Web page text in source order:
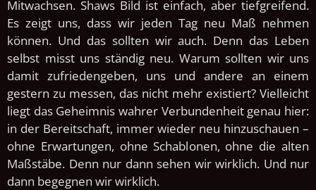
Mitwachsen. Shaws Bild ist einfach, aber tiefgreifend.
Es zeigt uns, dass wir jeden Tag neu Maß nehmen
können. Und das sollten wir auch. Denn das Leben
selbst misst uns ständig neu. Warum sollten wir uns
damit zufriedengeben, uns und andere an einem
gestern zu messen, das nicht mehr existiert? Vielleicht
liegt das Geheimnis wahrer Verbundenheit genau hier:
in der Bereitschaft, immer wieder neu hinzuschauen –
ohne Erwartungen, ohne Schablonen, ohne die alten
Maßstäbe. Denn nur dann sehen wir wirklich. Und nur
dann begegnen wir wirklich.